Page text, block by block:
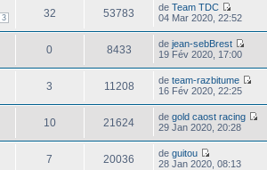
3 32 53783 deTeam TDC
04 Mar 2020, 22:52
0 8433 dejean-sebBrest
19 Fév 2020, 17:00
3 11208 deteam-razbitume
16 Fév 2020, 22:25
10 21624 degold caost racing
29 Jan 2020, 20:28
7 20036 deguitou
28 Jan 2020, 08:13